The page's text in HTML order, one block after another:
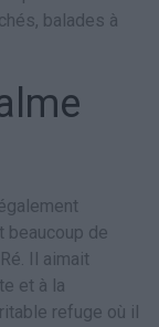
balades à
beaucoup de
Il aimait
et à la
refuge où il